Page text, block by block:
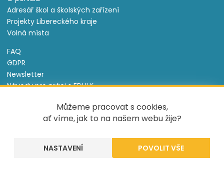
Můžeme pracovat s cookies,
ať víme, jak to na našem webu žije?
NASTAVENÍ
Adresář škol a školských zařízení
Projekty Libereckého kraje
Volná místa
FAQ
GDPR
Newsletter
Návody pro práci s EDULK
Nastavení cookies
Informace o souborech cookie
Tento projekt je spolufinancován Evropským sociálním
fondem a státním rozpočtem České republiky.